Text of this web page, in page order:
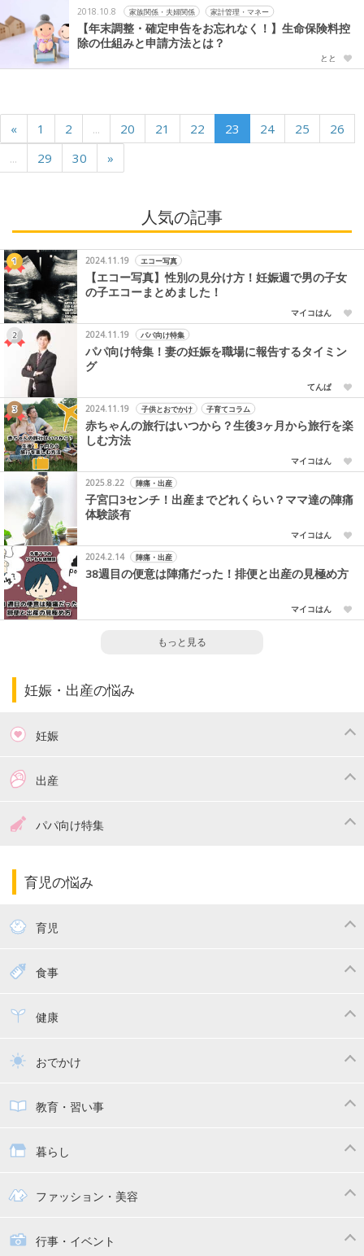
2018.10.8 家族関係・夫婦関係 家計管理・マネー
【年末調整・確定申告をお忘れなく！】生命保険料控
除の仕組みと申請方法とは？
とと
« 1 2 ... 20 21 22 23 24 25
26
...
29 30 »
人気の記事
2024.11.19 エコー写真
【エコー写真】性別の見分け方！妊娠週で男の子女
の子エコーまとめました！
マイコはん
2024.11.19
パパ向け特集
パパ向け特集！妻の妊娠を職場に報告するタイミン
グ
てんぱ
2024.11.19
子供とおでかけ 子育てコラム
赤ちゃんの旅行はいつから？生後3ヶ月から旅行を楽
しむ方法
マイコはん
2025.8.22
陣痛・出産
子宮口3センチ！出産までどれくらい？ママ達の陣痛
体験談有
マイコはん
2024.2.14
陣痛・出産
38週目の便意は陣痛だった！排便と出産の見極め方
マイコはん
もっと見る
妊娠・出産の悩み
妊娠
つわり
妊娠中の食事
出産
出産準備パパ向け特集
パパ向け特集
育児の悩み
育児
赤ちゃんのお世話
寝かしつけ
トイトレ
食事
離乳食健康
乳幼児健診・予防接種
おでかけ
子供とおでかけ
抱っこ紐
教育・習い事
教育・習い事
幼稚園
絵本
暮らし
ママの日常
家族関係・夫婦関係
ファッション・美容
子供の服・ファッション
行事・イベント